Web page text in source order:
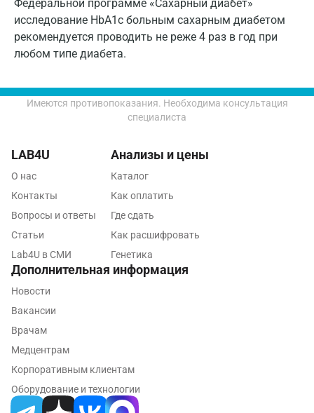
Федеральной программе «Сахарный диабет»
исследование HbA1c больным сахарным диабетом
рекомендуется проводить не реже 4 раз в год при
любом типе диабета.
Лабинск
Липецк
Люберцы
Мурино
Мурманск
Мытищи
Наро-Фоминск
Новокузнецк
Новосибирск
Имеются противопоказания. Необходима консультация
специалиста
LAB4U
О нас
Контакты
Вопросы и ответы
Статьи
Lab4U в СМИ
Анализы и цены
Каталог
Как оплатить
Где сдать
Как расшифровать
Генетика
Дополнительная информация
Новости
Вакансии
Врачам
Медцентрам
Корпоративным клиентам
Оборудование и технологии